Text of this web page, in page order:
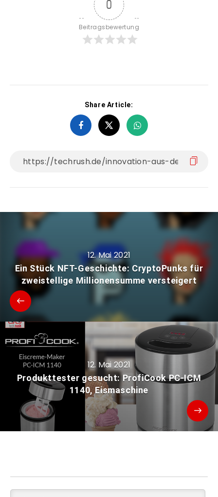
0
Beitragsbewertung
Share Article:
12. Mai 2021
Ein Stück NFT-Geschichte: CryptoPunks für
zweistellige Millionensumme versteigert
12. Mai 2021
Produkttester gesucht: ProfiCook PC-ICM
1140, Eismaschine